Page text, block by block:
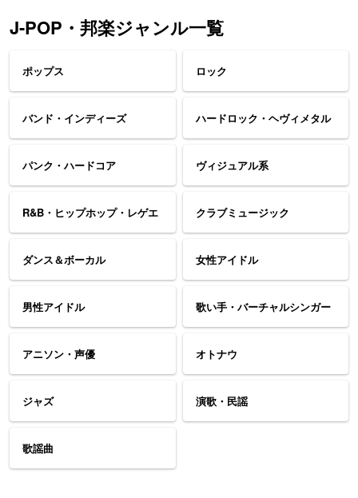
J-POP・邦楽ジャンル一覧
ポップス ロック
バンド・インディーズ ハードロック・ヘヴィメタル
パンク・ハードコア ヴィジュアル系
R&B・ヒップホップ・レゲエ クラブミュージック
ダンス＆ボーカル 女性アイドル
男性アイドル 歌い手・バーチャルシンガー
アニソン・声優 オトナウ
ジャズ 演歌・民謡
歌謡曲